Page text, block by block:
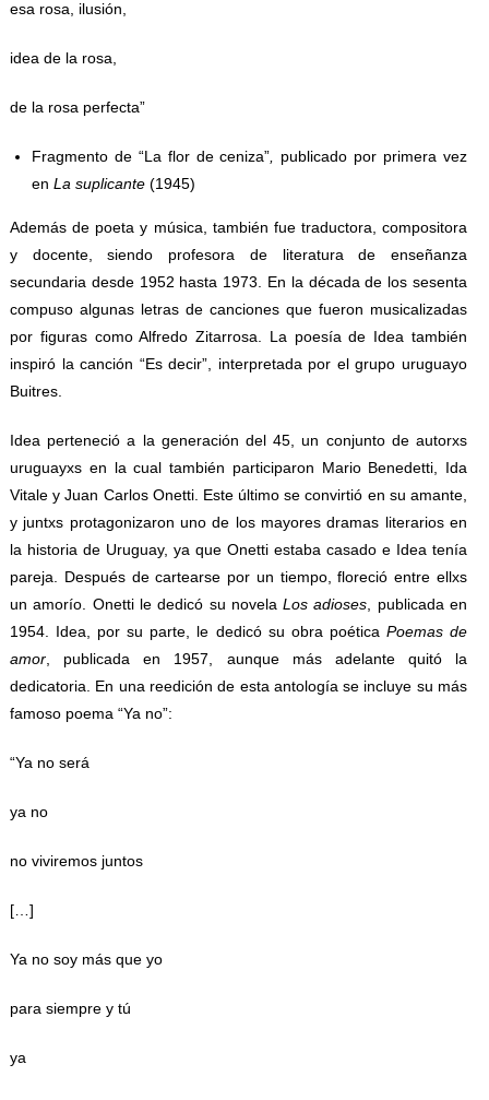
esa rosa, ilusión,
idea de la rosa,
de la rosa perfecta”
Fragmento de “La flor de ceniza”, publicado por primera vez
en La suplicante (1945)
Además de poeta y música, también fue traductora, compositora
y docente, siendo profesora de literatura de enseñanza
secundaria desde 1952 hasta 1973. En la década de los sesenta
compuso algunas letras de canciones que fueron musicalizadas
por figuras como Alfredo Zitarrosa. La poesía de Idea también
inspiró la canción “Es decir”, interpretada por el grupo uruguayo
Buitres.
Idea perteneció a la generación del 45, un conjunto de autorxs
uruguayxs en la cual también participaron Mario Benedetti, Ida
Vitale y Juan Carlos Onetti. Este último se convirtió en su amante,
y juntxs protagonizaron uno de los mayores dramas literarios en
la historia de Uruguay, ya que Onetti estaba casado e Idea tenía
pareja. Después de cartearse por un tiempo, floreció entre ellxs
un amorío. Onetti le dedicó su novelaLos adioses, publicada en
1954. Idea, por su parte, le dedicó su obra poética Poemas de
amor, publicada en 1957, aunque más adelante quitó la
dedicatoria. En una reedición de esta antología se incluye su más
famoso poema “Ya no”:
“Ya no será
ya no
no viviremos juntos
[…]
Ya no soy más que yo
para siempre y tú
ya